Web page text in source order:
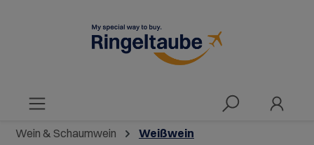
Wein & Schaumwein Weißwein